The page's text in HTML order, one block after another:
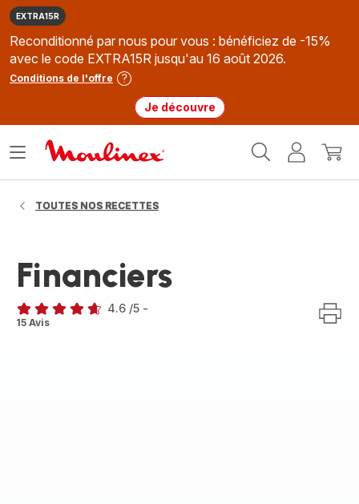
EXTRA15R
Reconditionné par nous pour vous : bénéficiez de -15%
avec le code EXTRA15R jusqu'au 16 août 2026.
Conditions de l'offre
Je découvre
MonMon
Ouvrir
TOUTES NOS RECETTES
Financiers
ratings.4.6
4.6 /5 -
15 Avis